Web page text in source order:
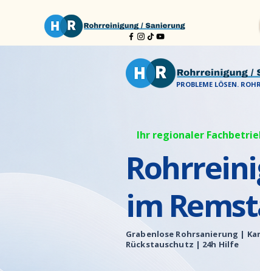
PROBLEME LÖSEN.
Ihr regionaler
im
Grabenlose Rohrsanierung |
Rückstauschutz | 24h Hilfe